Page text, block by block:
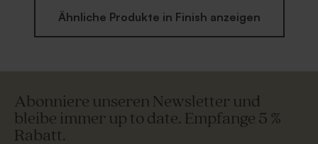
Ähnliche Produkte in Finish anzeigen
Abonniere unseren Newsletter und
bleibe immer up to date. Empfange 5 %
Rabatt.